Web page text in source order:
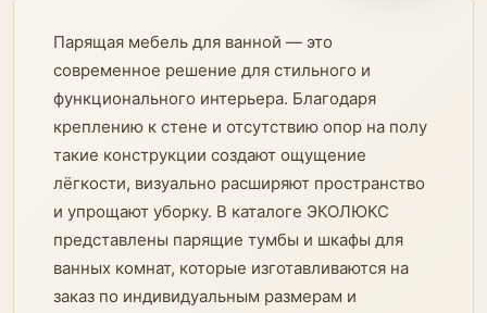
Парящая мебель для ванной — это
современное решение для стильного и
функционального интерьера. Благодаря
креплению к стене и отсутствию опор на полу
такие конструкции создают ощущение
лёгкости, визуально расширяют пространство
и упрощают уборку. В каталоге ЭКОЛЮКС
представлены парящие тумбы и шкафы для
ванных комнат, которые изготавливаются на
заказ по индивидуальным размерам и